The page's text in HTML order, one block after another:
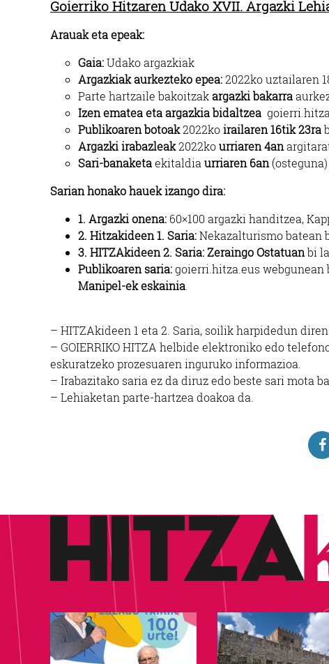
Goierriko Hitzaren Udako XVII. Argazki
Arauak eta epeak:
Gaia:Udako argazkiak
Argazkiak aurkezteko epea:2022ko uztailaren
Parte hartzaile bakoitzakargazki bakarra
Izen ematea eta argazkia bidaltzea
Publikoaren botoak2022koirailaren 16tik 23ra
Argazki irabazleak2022kourriaren 4an
Sari-banaketaekitaldia urriaren 6an
Sarian honako hauek izango dira:
1. Argazki onena: 60×100 argazki handitzea,
2. Hitzakideen 1. Saria:Nekazalturismo batean
3. HITZAkideen 2. Saria:Zeraingo Ostatuanbi
Publikoaren saria:goierri.hitza.eus webgunean
Manipel-ek eskainia
– HITZAkideen 1 eta 2. Saria, soilik harpidedun
– GOIERRIKO HITZA helbide elektroniko edo
eskuratzeko prozesuaren inguruko informazioa.
– Irabazitako saria ez da diruz edo beste sari mota
– Lehiaketan parte-hartzea doakoa da.